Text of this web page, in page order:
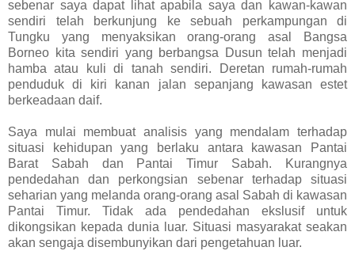
sebenar saya dapat lihat apabila saya dan kawan-kawan
sendiri telah berkunjung ke sebuah perkampungan di
Tungku yang menyaksikan orang-orang asal Bangsa
Borneo kita sendiri yang berbangsa Dusun telah menjadi
hamba atau kuli di tanah sendiri. Deretan rumah-rumah
penduduk di kiri kanan jalan sepanjang kawasan estet
berkeadaan daif.
Saya mulai membuat analisis yang mendalam terhadap
situasi kehidupan yang berlaku antara kawasan Pantai
Barat Sabah dan Pantai Timur Sabah. Kurangnya
pendedahan dan perkongsian sebenar terhadap situasi
seharian yang melanda orang-orang asal Sabah di kawasan
Pantai Timur. Tidak ada pendedahan ekslusif untuk
dikongsikan kepada dunia luar. Situasi masyarakat seakan
akan sengaja disembunyikan dari pengetahuan luar.